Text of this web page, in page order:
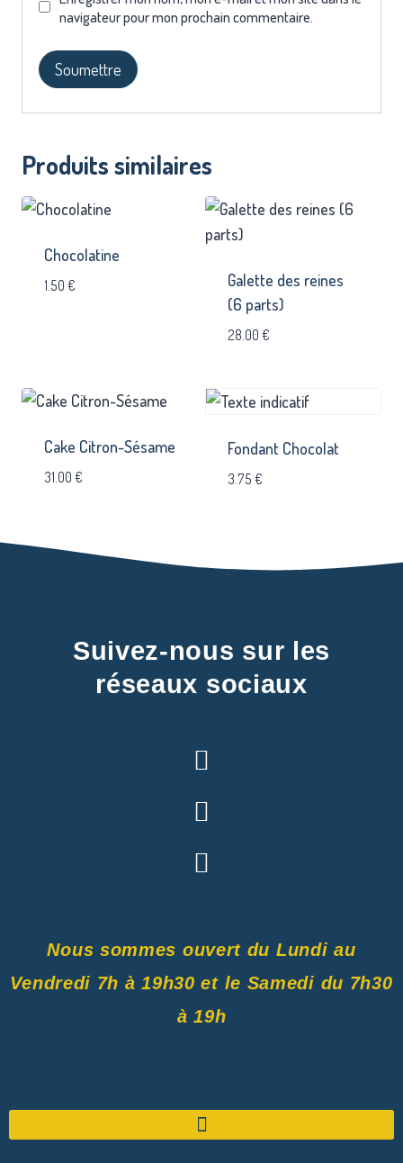
navigateur pour mon prochain commentaire.
Produits similaires
Chocolatine
1.50 €
Galette des reines
(6 parts)
28.00 €
Cake Citron-Sésame
31.00 €
Fondant Chocolat
3.75 €
Suivez-nous sur les
réseaux sociaux
Nous sommes ouvert du Lundi au
Vendredi 7h à 19h30 et le Samedi du 7h30
à 19h